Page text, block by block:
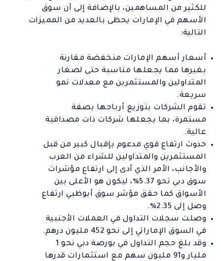
للكثير من المساهمين، بالإضافة إلى أن سوق
الأسهم في الإمارات يحظى بالعديد من المميزات
التالية:
أسعار أسهم الإمارات منخفضة مقارنة
بغيرها مما يجعلها مناسبة حتى لصغار
المتداولين والمستثمرين مع معدلات نمو
سريعة.
تقوم الشركات بتوزيع أرباحها بصفة
مستمرة، بما يجعلها شركات ذات مصداقية
عالية.
حدوث ارتفاع قوي مدعوم بإقبال كبير من قبل
المستثمرين والمتداولين للشراء من العرب
والأجانب، الأمر الذي أدى إلى ارتفاع مؤشرات
سوق دبي نحو 5.37%، ليكون هو الأعلى بين
الأسواق كما حقق مؤشر سوق أبوظبي ارتفاع
وصل إلى 2.35%.
وصلت سجلات التداول في العملات الأجنبية
في السوق الإماراتي إلى نحو 452 مليون درهم.
وقد بلغ حجم التداول في بورصة دبي نحو 1
مليار و91 مليون سهم مع استثمارات قدرها